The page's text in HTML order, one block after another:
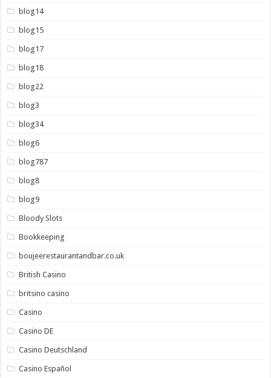
blog14
blog15
blog17
blog18
blog22
blog3
blog34
blog6
blog787
blog8
blog9
Bloody Slots
Bookkeeping
boujeerestaurantandbar.co.uk
British Casino
britsino casino
Casino
Casino DE
Casino Deutschland
Casino Español